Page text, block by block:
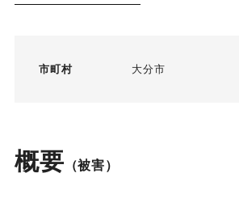
市町村 大分市
概要 （被害）